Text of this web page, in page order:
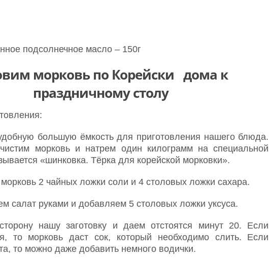
подсолнечное масло – 150г
морковь по Корейски дома к
праздничному столу
большую ёмкость для приготовления нашего блюда.
морковь и натрем один килограмм на специальной
«шинковка. Тёрка для корейской морковки».
2 чайных ложки соли и 4 столовых ложки сахара.
салат руками и добавляем 5 столовых ложки уксуса.
нашу заготовку и даем отстоятся минут 20. Если
то морковь даст сок, который необходимо слить. Если
то можно даже добавить немного водички.